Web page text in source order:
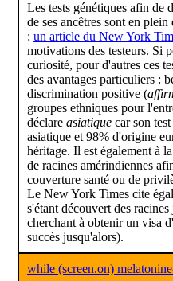
Les tests génétiques afin de
de ses ancêtres sont en
: un article du New York
motivations des testeurs. Si
curiosité, pour d'autres ces
des avantages particuliers :
discrimination positive (
groupes ethniques pour
déclare asiatique car son
asiatique et 98% d'origine
héritage. Il est également à
de racines amérindiennes
couverture santé ou de
Le New York Times cite
s'étant découvert des
cherchant à obtenir un visa
succès jusqu'alors).
while (screen.on)